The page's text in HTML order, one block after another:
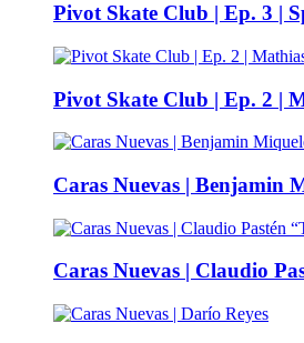
Pivot Skate Club | Ep. 3 |
Pivot Skate Club | Ep. 2 |
Caras Nuevas | Benjamin
Caras Nuevas | Claudio